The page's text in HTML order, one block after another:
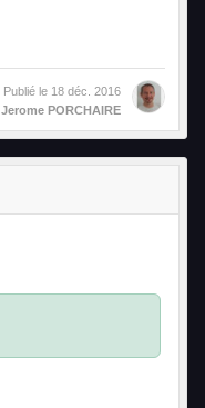
Publié le 18 déc. 2016
Jerome PORCHAIRE